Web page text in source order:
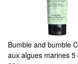
Bumble and bumble
aux algues marines 5